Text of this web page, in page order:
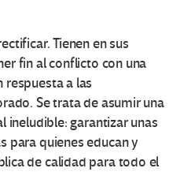
Tienen en sus
fin al conflicto con una
respuesta a las
Se trata de asumir una
ineludible: garantizar unas
para quienes educan y
de calidad para todo el